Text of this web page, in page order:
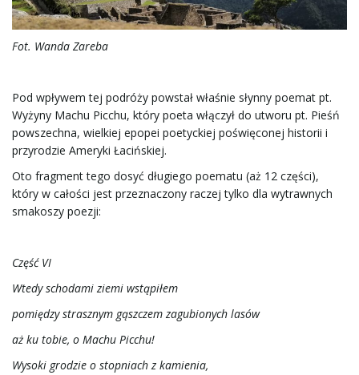
Fot. Wanda Zareba
Pod wpływem tej podróży powstał właśnie słynny poemat pt.
Wyżyny Machu Picchu, który poeta włączył do utworu pt. Pieśń
powszechna, wielkiej epopei poetyckiej poświęconej historii i
przyrodzie Ameryki Łacińskiej.
Oto fragment tego dosyć długiego poematu (aż 12 części),
który w całości jest przeznaczony raczej tylko dla wytrawnych
smakoszy poezji:
Część VI
Wtedy schodami ziemi wstąpiłem
pomiędzy strasznym gąszczem zagubionych lasów
aż ku tobie, o Machu Picchu!
Wysoki grodzie o stopniach z kamienia,